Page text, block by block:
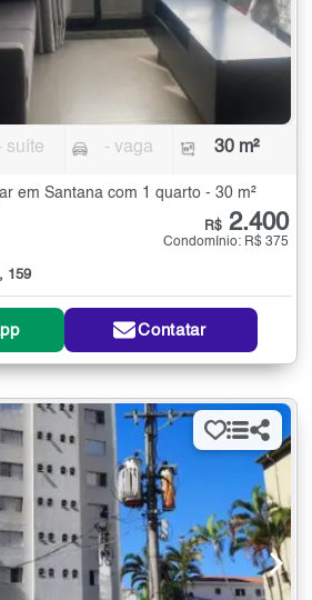
suíte - vaga 30 m²
em Santana com 1 quarto - 30 m²
159
R$ 2.400
Condomínio: R$ 375
Contatar